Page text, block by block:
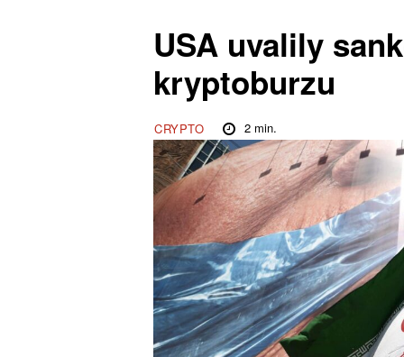
USA uvalily
kryptoburzu
CRYPTO 2 min.